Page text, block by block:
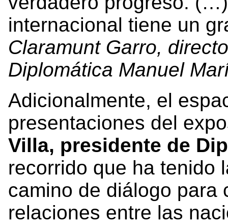
internacional tiene un
Claramunt Garro,
Diplomática Manuel
Adicionalmente, el
presentaciones del
Villa, presidente de
recorrido que ha tenido
camino de diálogo para
relaciones entre las